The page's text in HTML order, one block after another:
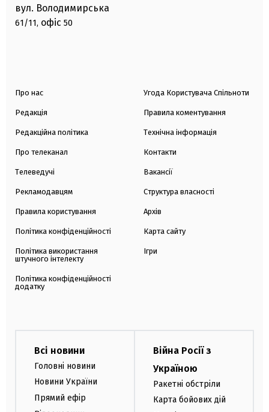
вул. Володимирська
61/11, офіс 50
Про нас
Редакція
Редакційна політика
Про телеканал
Телеведучі
Рекламодавцям
Правила користування
Політика конфіденційності
Політика використання
штучного інтелекту
Політика конфіденційності
додатку
Угода Користувача Спільноти
Правила коментування
Технічна інформація
Контакти
Вакансії
Структура власності
Архів
Карта сайту
Ігри
Всі новини
Головні новини
Новини України
Прямий ефір
Війна Росії з
Україною
Ракетні обстріли
Карта бойових дій